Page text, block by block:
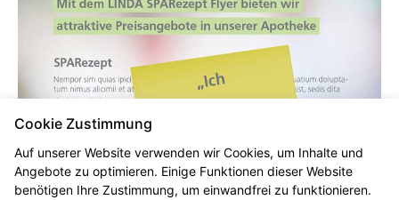
Cookie Zustimmung
Auf unserer Website verwenden wir Cookies, um Inhalte und
Angebote zu optimieren. Einige Funktionen dieser Website
benötigen Ihre Zustimmung, um einwandfrei zu funktionieren.